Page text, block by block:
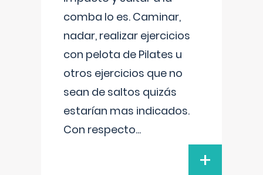
comba lo es. Caminar,
nadar, realizar ejercicios
con pelota de Pilates u
otros ejercicios que no
sean de saltos quizás
estarían mas indicados.
Con respecto...
+